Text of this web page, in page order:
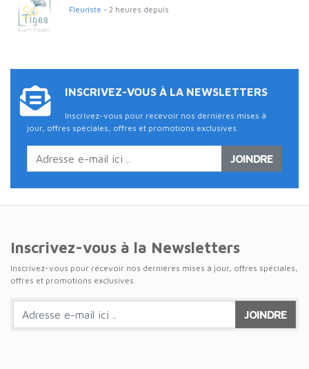
Fleuriste - 2 heures depuis
INSCRIVEZ-VOUS À LA NEWSLETTERS
Inscrivez-vous pour recevoir nos dernières mises à
jour, offres spéciales, offres et promotions exclusives.
JOINDRE
Inscrivez-vous à la Newsletters
Inscrivez-vous pour recevoir nos dernières mises à jour, offres spéciales,
offres et promotions exclusives.
JOINDRE